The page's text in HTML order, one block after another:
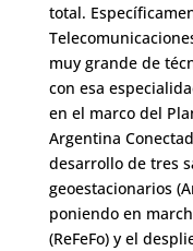
total.
muy grande de
con esa
en el marco del
Argentina
desarrollo de tres
geoestacionarios
poniendo en
(ReFeFo) y el